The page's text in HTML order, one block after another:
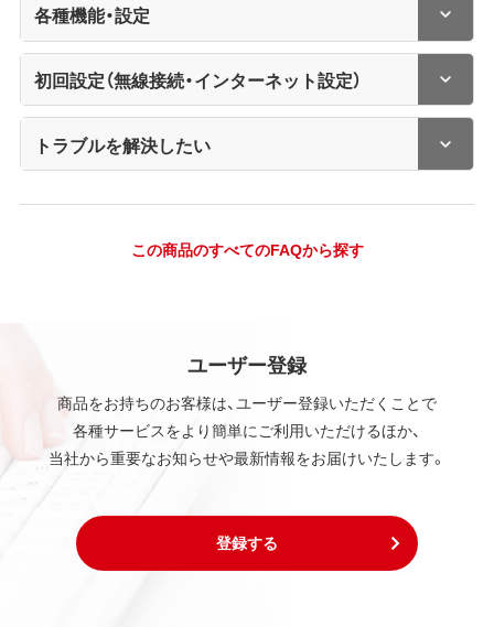
各種機能・設定
初回設定（無線接続・インターネット設定）
トラブルを解決したい
この商品のすべてのFAQから探す
ユーザー登録
商品をお持ちのお客様は、ユーザー登録いただくことで
各種サービスをより簡単にご利用いただけるほか、
当社から重要なお知らせや最新情報をお届けいたします。
登録する